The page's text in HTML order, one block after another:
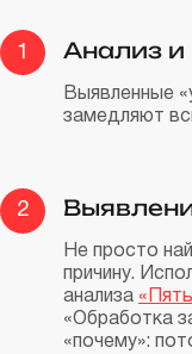
1 Анализ и
Выявленные
замедляют
2
Не просто
причину.
анализа
«Обработка
«почему»: